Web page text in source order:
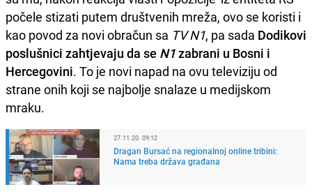
počele stizati putem društvenih mreža, ovo se koristi i
kao povod za novi obračun sa TV N1, pa sada Dodikovi
poslušnici zahtjevaju da se N1zabrani u Bosni i
Hercegovini. To je novi napad na ovu televiziju od
strane onih koji se najbolje snalaze u medijskom
mraku.
27.11.20. 09:12
Dragan Bursać na regionalnoj online tribini:
Nama treba država građana